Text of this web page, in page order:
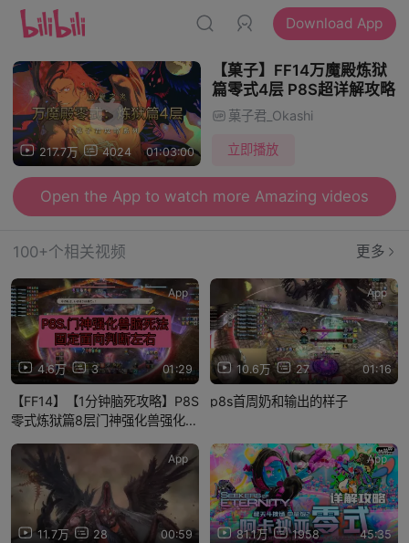
Download App
217.7万 4024 01:03:00
【菓子】FF14万魔殿炼狱
篇零式4层 P8S超详解攻略
菓子君_Okashi
立即播放
Open the App to watch more Amazing videos
100+个相关视频 更多
4.6万 3 01:29
App
【FF14】【1分钟脑死攻略】P8S
零式炼狱篇8层门神强化兽强化车
10.6万 27 01:16
App
p8s首周奶和输出的样子
11.7万 28 00:59
App
81.1万 1958 45:35
App